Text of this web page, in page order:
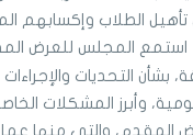
الطلاب وإكسابهم
استمع المجلس للعرض
بشأن التحديات
وأبرز المشكلات
المقدم، والتي منها